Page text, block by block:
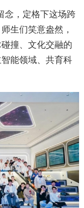
念，定格下这场跨
生们笑意盎然，
撞、文化交融的
能领域、共育科